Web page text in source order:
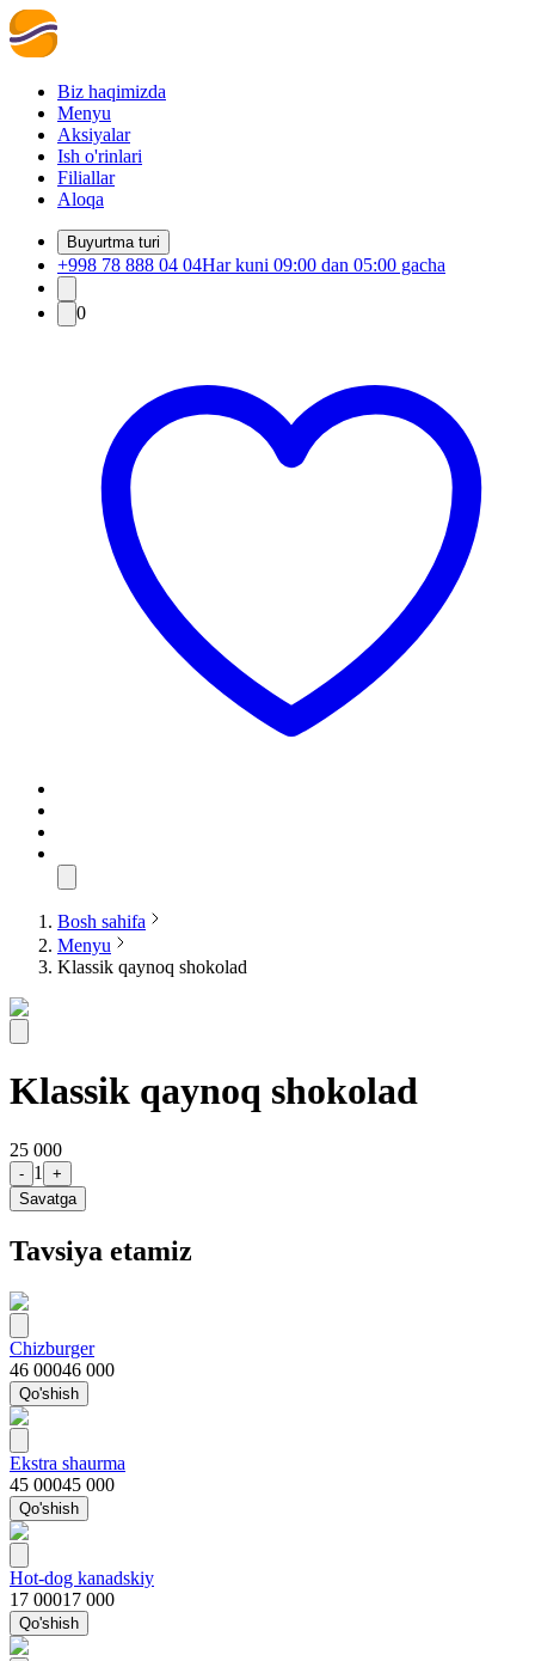
Biz haqimizda
Menyu
Aksiyalar
Ish o'rinlari
Filiallar
Aloqa
Buyurtma turi
+998 78 888 04 04Har kuni 09:00 dan 05:00 gacha
0
Bosh sahifa
Menyu
Klassik qaynoq shokolad
Klassik qaynoq shokolad
25 000
- 1
+
Savatga
Tavsiya etamiz
Chizburger
46 00046 000
Qo'shish
Ekstra shaurma
45 00045 000
Qo'shish
Hot-dog kanadskiy
17 00017 000
Qo'shish